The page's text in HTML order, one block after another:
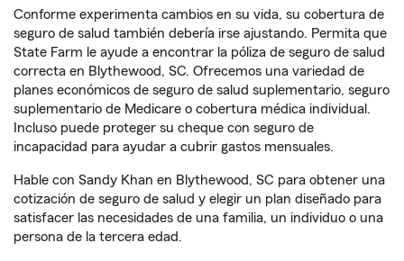
Conforme experimenta cambios en su vida, su cobertura de
seguro de salud también debería irse ajustando. Permita que
State Farm le ayude a encontrar la póliza de seguro de salud
correcta en Blythewood, SC. Ofrecemos una variedad de
planes económicos de seguro de salud suplementario, seguro
suplementario de Medicare o cobertura médica individual.
Incluso puede proteger su cheque con seguro de
incapacidad para ayudar a cubrir gastos mensuales.
Hable con Sandy Khan en Blythewood, SC para obtener una
cotización de seguro de salud y elegir un plan diseñado para
satisfacer las necesidades de una familia, un individuo o una
persona de la tercera edad.